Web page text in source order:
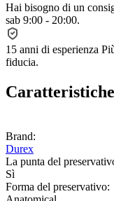
Hai bisogno di un
sab 9:00 - 20:00.
15 anni di esperienza
fiducia.
Brand:
Durex
La punta del
Sì
Forma del preservativo: